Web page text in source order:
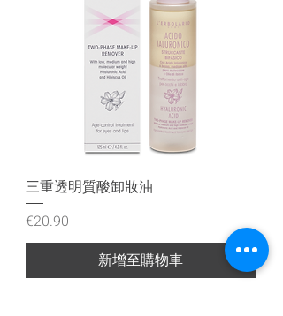
三重透明質酸卸妝油
價格
€20.90
新增至購物車